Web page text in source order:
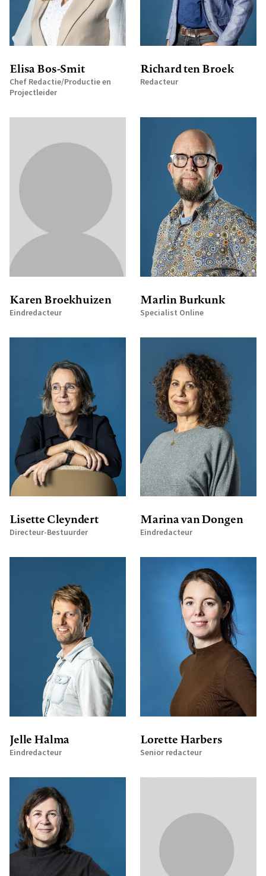
Elisa Bos-Smit
Chef Redactie/Productie en
Projectleider
Richard ten Broek
Redacteur
Karen Broekhuizen
Eindredacteur
Marlin Burkunk
Specialist Online
Lisette Cleyndert
Directeur-Bestuurder
Marina van Dongen
Eindredacteur
Jelle Halma
Eindredacteur
Lorette Harbers
Senior redacteur